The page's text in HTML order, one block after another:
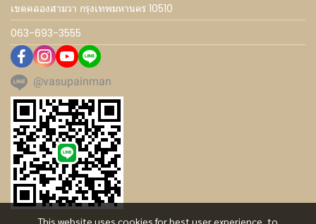
This website uses cookies for best user experience, to
เขตคลองสามวา กรุงเทพมหานคร 10510
063-693-3555
@vasupainman